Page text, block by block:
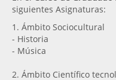
siguientes Asignaturas:
1. Ámbito Sociocultural
- Historia
- Música
2. Ámbito Científico